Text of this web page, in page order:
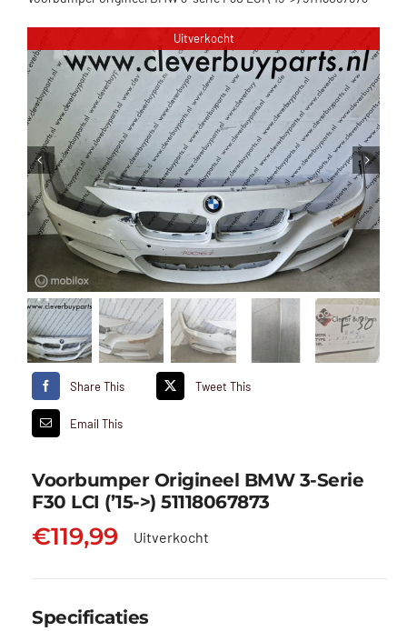
Uitverkocht
Share This Tweet This
Email This
Voorbumper Origineel BMW 3-Serie
F30 LCI (’15->) 51118067873
€119,99 Uitverkocht
Specificaties